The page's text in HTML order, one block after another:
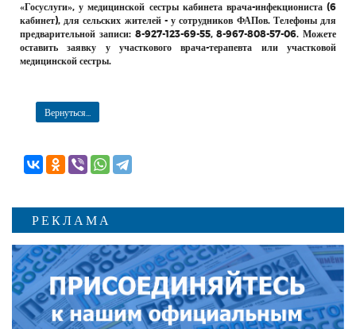
«Госуслуги», у медицинской сестры кабинета врача-инфекциониста (6
кабинет), для сельских жителей - у сотрудников ФАПов. Телефоны для
предварительной записи: 8-927-123-69-55, 8-967-808-57-06. Можете
оставить заявку у участкового врача-терапевта или участковой
медицинской сестры.
Вернуться...
РЕКЛАМА